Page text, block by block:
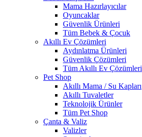
Mama Hazırlayıcılar
Oyuncaklar
Güvenlik Ürünleri
Tüm Bebek & Çocuk
Akıllı Ev Çözümleri
Aydınlatma Ürünleri
Güvenlik Çözümleri
Tüm Akıllı Ev Çözümleri
Pet Shop
Akıllı Mama / Su Kapları
Akıllı Tuvaletler
Teknolojik Ürünler
Tüm Pet Shop
Çanta & Valiz
Valizler